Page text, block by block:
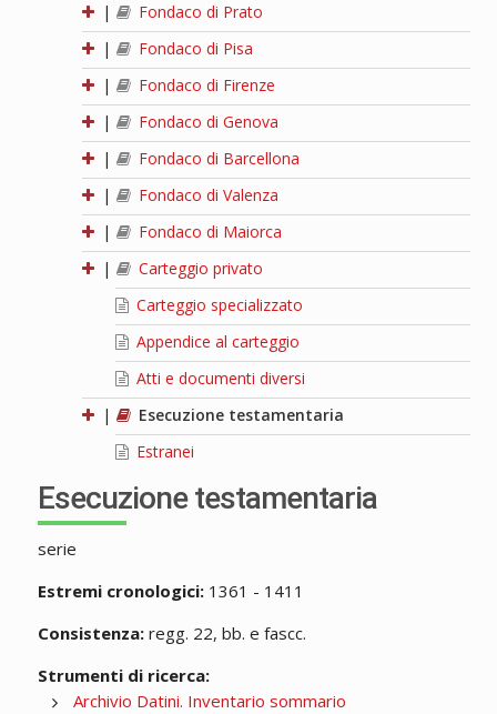
|
Fondaco di Prato
|
Fondaco di Pisa
|
Fondaco di Firenze
|
Fondaco di Genova
|
Fondaco di Barcellona
|
Fondaco di Valenza
|
Fondaco di Maiorca
|
Carteggio privato
Carteggio specializzato
Appendice al carteggio
Atti e documenti diversi
|
Esecuzione testamentaria
Estranei
Esecuzione testamentaria
serie
Estremi cronologici:1361 - 1411
Consistenza:regg. 22, bb. e fascc.
Strumenti di ricerca:
Archivio Datini. Inventario sommario